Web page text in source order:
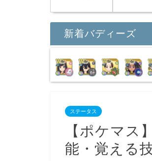
新着バディーズ
ステータス
【ポケマス
能・覚える